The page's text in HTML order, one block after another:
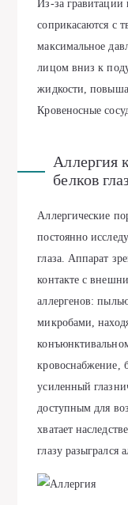
Из-за гравитации
соприкасаются с
максимальное
лицом вниз к
жидкости,
Кровеносные
Аллергия
белков
Аллергические
постоянно
глаза. Аппарат
контакте с
аллергенов:
микробами,
кровоснабжение,
усиленный
доступным для
хватает
глазу разыгрался